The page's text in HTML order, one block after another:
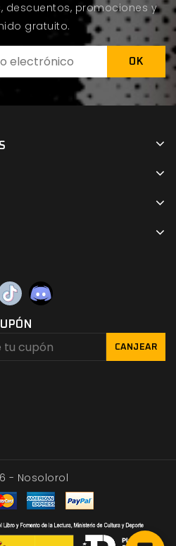
descuentos, promociones y
gratuito.
CANJEAR
- Nosolorol